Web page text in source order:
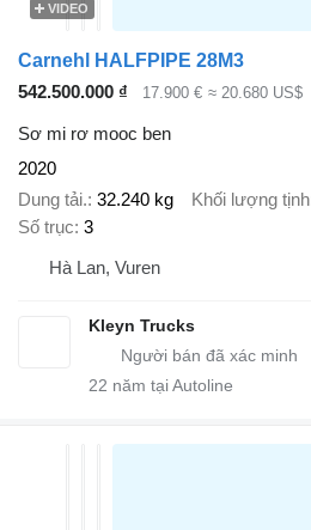
VIDEO
Carnehl HALFPIPE 28M3
542.500.000 ₫
17.900 € ≈ 20.680 US$
Sơ mi rơ mooc ben
2020
Dung tải. 32.240 kg Khối lượng tịnh
Số trục 3
Hà Lan, Vuren
Kleyn Trucks
22 năm tại Autoline